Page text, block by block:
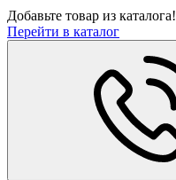
Добавьте товар из каталога!
Перейти в каталог